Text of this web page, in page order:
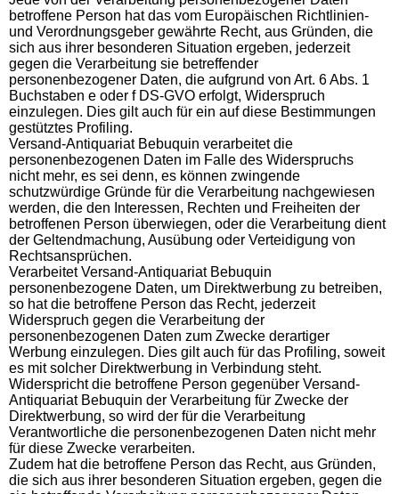
betroffene Person hat das vom Europäischen Richtlinien-
und Verordnungsgeber gewährte Recht, aus Gründen, die
sich aus ihrer besonderen Situation ergeben, jederzeit
gegen die Verarbeitung sie betreffender
personenbezogener Daten, die aufgrund von Art. 6 Abs. 1
Buchstaben e oder f DS-GVO erfolgt, Widerspruch
einzulegen. Dies gilt auch für ein auf diese Bestimmungen
gestütztes Profiling.
Versand-Antiquariat Bebuquin verarbeitet die
personenbezogenen Daten im Falle des Widerspruchs
nicht mehr, es sei denn, es können zwingende
schutzwürdige Gründe für die Verarbeitung nachgewiesen
werden, die den Interessen, Rechten und Freiheiten der
betroffenen Person überwiegen, oder die Verarbeitung dient
der Geltendmachung, Ausübung oder Verteidigung von
Rechtsansprüchen.
Verarbeitet Versand-Antiquariat Bebuquin
personenbezogene Daten, um Direktwerbung zu betreiben,
so hat die betroffene Person das Recht, jederzeit
Widerspruch gegen die Verarbeitung der
personenbezogenen Daten zum Zwecke derartiger
Werbung einzulegen. Dies gilt auch für das Profiling, soweit
es mit solcher Direktwerbung in Verbindung steht.
Widerspricht die betroffene Person gegenüber Versand-
Antiquariat Bebuquin der Verarbeitung für Zwecke der
Direktwerbung, so wird der für die Verarbeitung
Verantwortliche die personenbezogenen Daten nicht mehr
für diese Zwecke verarbeiten.
Zudem hat die betroffene Person das Recht, aus Gründen,
die sich aus ihrer besonderen Situation ergeben, gegen die